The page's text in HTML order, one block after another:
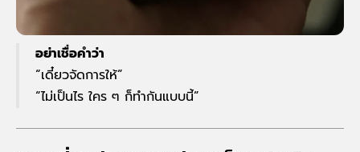
อย่าเชื่อคำว่า
“เดี๋ยวจัดการให้”
“ไม่เป็นไร ใคร ๆ ก็ทำกันแบบนี้”